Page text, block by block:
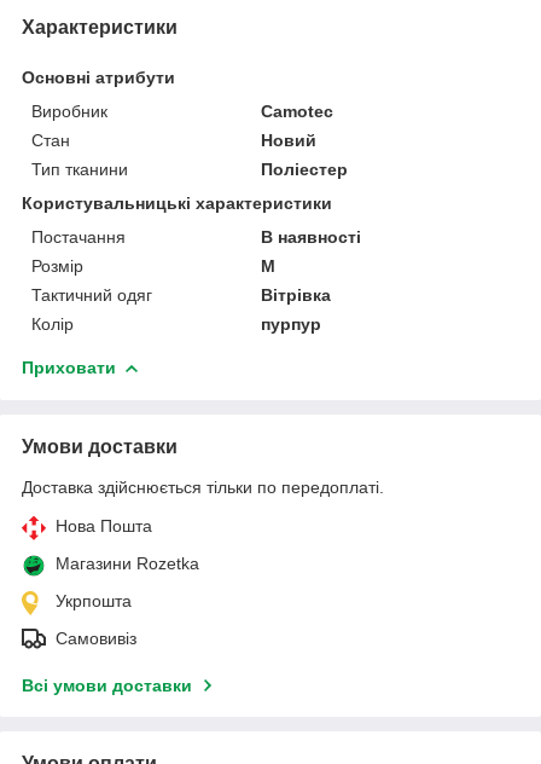
Характеристики
Основні атрибути
Виробник
Camotec
Стан
Новий
Тип тканини
Поліестер
Користувальницькі характеристики
Постачання
В наявності
Розмір
M
Тактичний одяг
Вітрівка
Колір
пурпур
Приховати
Умови доставки
Доставка здійснюється тільки по передоплаті.
Нова Пошта
Магазини Rozetka
Укрпошта
Самовивіз
Всі умови доставки